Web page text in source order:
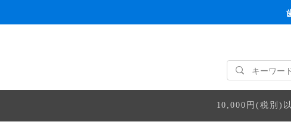
10,000円(税別)